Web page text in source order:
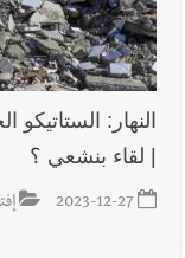
النهار:
| لقاء بنشعي ؟
2023-12-27